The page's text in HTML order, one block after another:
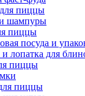
пиццы
шампуры
пиццы
посуда и
лопатка для
пиццы
пиццы